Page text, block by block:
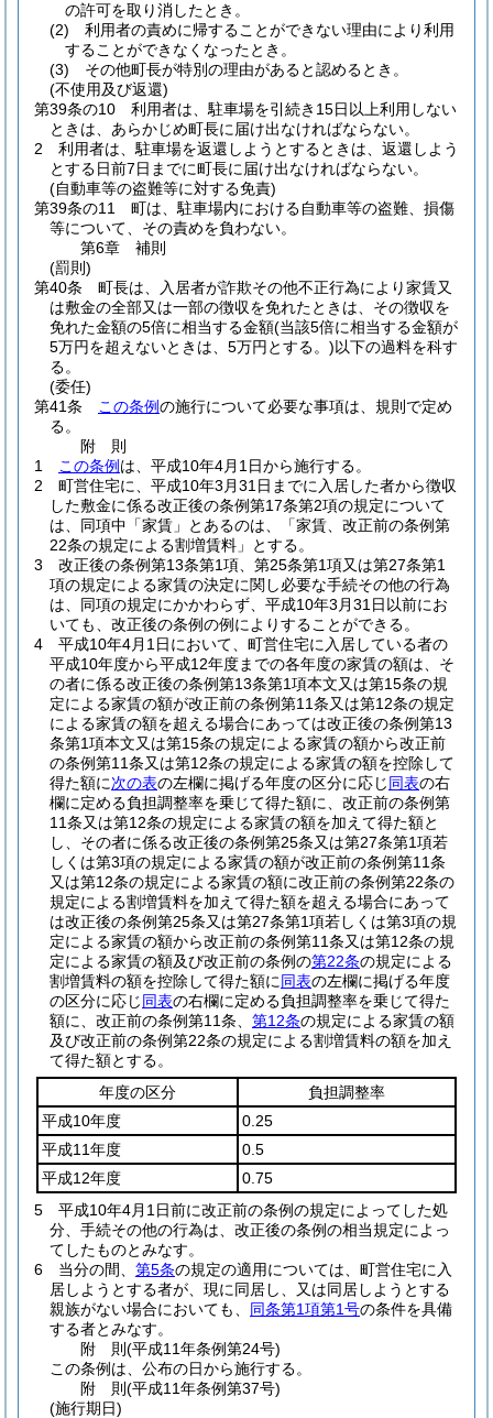
の許可を取り消したとき。
(2)
利用者の責めに帰することができない理由により利用
することができなくなったとき。
(3)
その他町長が特別の理由があると認めるとき。
(不使用及び返還)
第39条の10
利用者は、駐車場を引続き15日以上利用しない
ときは、あらかじめ町長に届け出なければならない。
2
利用者は、駐車場を返還しようとするときは、返還しよう
とする日前7日までに町長に届け出なければならない。
(自動車等の盗難等に対する免責)
第39条の11
町は、駐車場内における自動車等の盗難、損傷
等について、その責めを負わない。
第6章
補則
(罰則)
第40条
町長は、入居者が詐欺その他不正行為により家賃又
は敷金の全部又は一部の徴収を免れたときは、その徴収を
免れた金額の5倍に相当する金額(当該5倍に相当する金額が
5万円を超えないときは、5万円とする。)以下の過料を科す
る。
(委任)
第41条
この条例の施行について必要な事項は、規則で定め
る。
附 則
1
この条例 は、平成10年4月1日から施行する。
2
町営住宅に、平成10年3月31日までに入居した者から徴収
した敷金に係る改正後の条例第17条第2項の規定について
は、同項中「家賃」とあるのは、「家賃、改正前の条例第
22条の規定による割増賃料」とする。
3
改正後の条例第13条第1項、第25条第1項又は第27条第1
項の規定による家賃の決定に関し必要な手続その他の行為
は、同項の規定にかかわらず、平成10年3月31日以前にお
いても、改正後の条例の例によりすることができる。
4
平成10年4月1日において、町営住宅に入居している者の
平成10年度から平成12年度までの各年度の家賃の額は、そ
の者に係る改正後の条例第13条第1項本文又は第15条の規
定による家賃の額が改正前の条例第11条又は第12条の規定
による家賃の額を超える場合にあっては改正後の条例第13
条第1項本文又は第15条の規定による家賃の額から改正前
の条例第11条又は第12条の規定による家賃の額を控除して
得た額に次の表の左欄に掲げる年度の区分に応じ同表の右
欄に定める負担調整率を乗じて得た額に、改正前の条例第
11条又は第12条の規定による家賃の額を加えて得た額と
し、その者に係る改正後の条例第25条又は第27条第1項若
しくは第3項の規定による家賃の額が改正前の条例第11条
又は第12条の規定による家賃の額に改正前の条例第22条の
規定による割増賃料を加えて得た額を超える場合にあって
は改正後の条例第25条又は第27条第1項若しくは第3項の規
定による家賃の額から改正前の条例第11条又は第12条の規
定による家賃の額及び改正前の条例の第22条の規定による
割増賃料の額を控除して得た額に同表の左欄に掲げる年度
の区分に応じ同表の右欄に定める負担調整率を乗じて得た
額に、改正前の条例第11条、 第12条の規定による家賃の額
及び改正前の条例第22条の規定による割増賃料の額を加え
て得た額とする。
年度の区分
負担調整率
平成10年度
0.25
平成11年度
0.5
平成12年度
0.75
5
平成10年4月1日前に改正前の条例の規定によってした処
分、手続その他の行為は、改正後の条例の相当規定によっ
てしたものとみなす。
6
当分の間、 第5条の規定の適用については、町営住宅に入
居しようとする者が、現に同居し、又は同居しようとする
親族がない場合においても、 同条第1項第1号の条件を具備
する者とみなす。
附 則(平成11年条例第24号)
この条例は、公布の日から施行する。
附 則(平成11年条例第37号)
(施行期日)